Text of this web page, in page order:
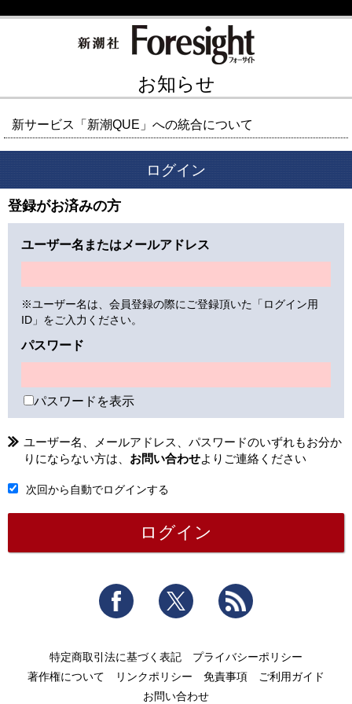
お知らせ
新サービス「新潮QUE」への統合について
ログイン
登録がお済みの方
ユーザー名またはメールアドレス
※ユーザー名は、会員登録の際にご登録頂いた「ログイン用
ID」をご入力ください。
パスワード
パスワードを表示
ユーザー名、メールアドレス、パスワードのいずれもお分か
りにならない方は、 お問い合わせよりご連絡ください
次回から自動でログインする
Facebook Twitter
特定商取引法に基づく表記
プライバシーポリシー
著作権について
リンクポリシー 免責事項
ご利用ガイド
お問い合わせ